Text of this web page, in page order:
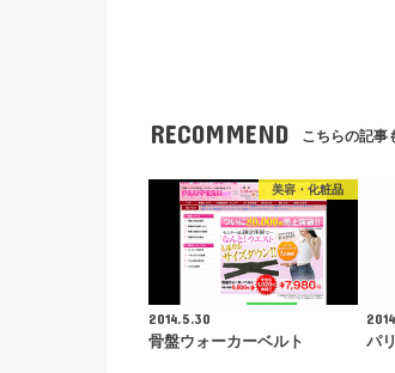
RECOMMEND こちらの記事
美容・化粧品
2014.5.30
骨盤ウォーカーベルト
パ